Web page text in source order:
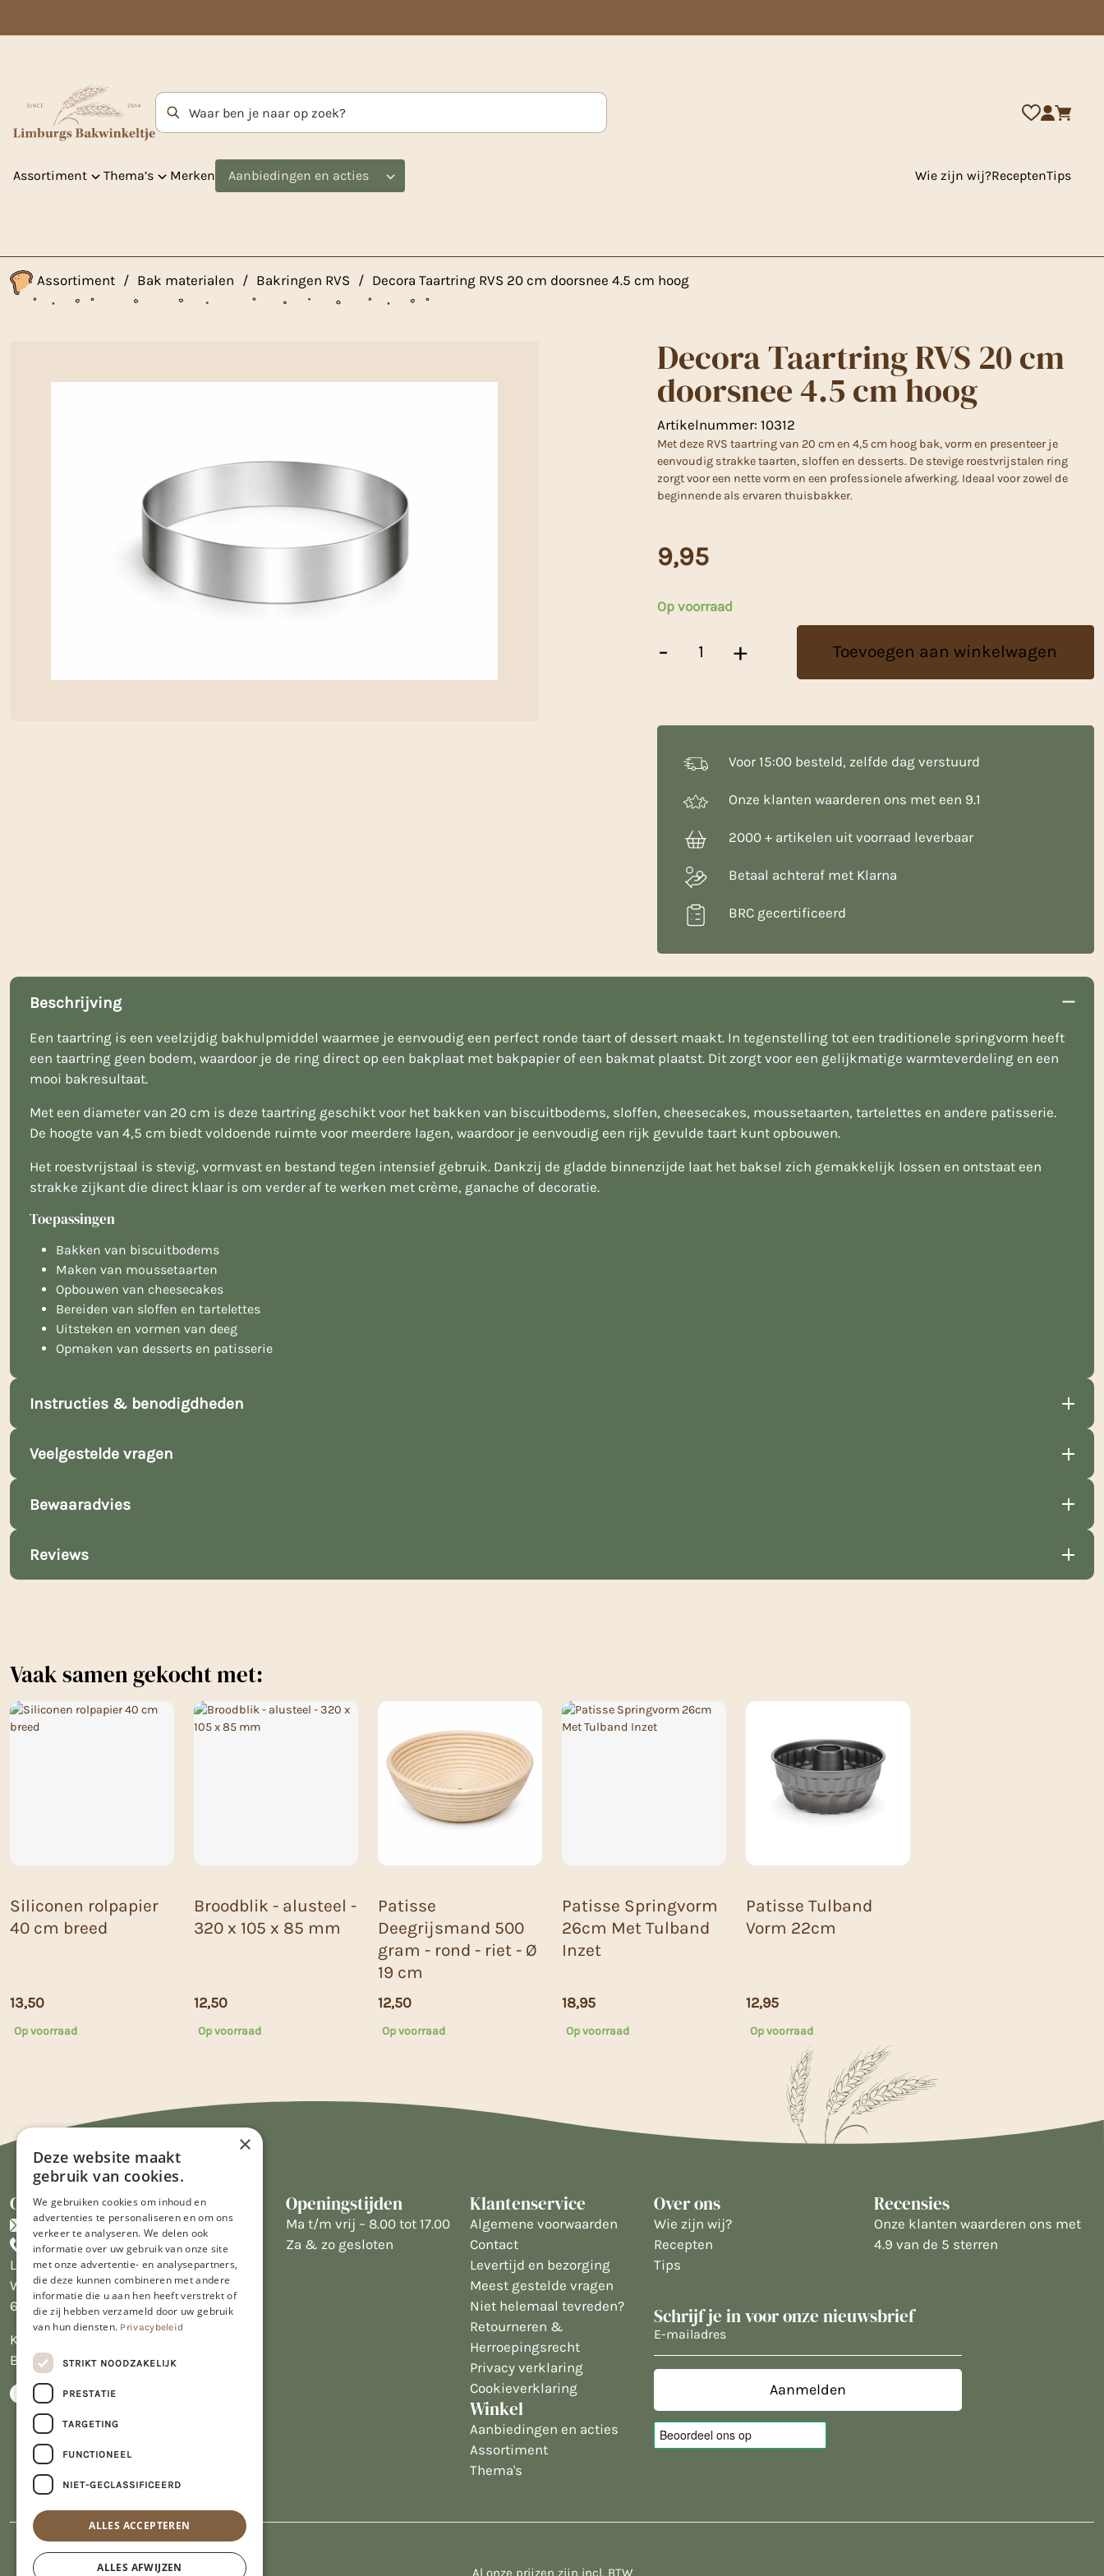
Zoekterm
Assortiment Thema’s Merken Aanbiedingen en acties Wie zijn wij?ReceptenTips
Assortiment / Bak materialen / Bakringen RVS / Decora Taartring RVS 20 cm doorsnee 4.5 cm hoog
Decora Taartring RVS 20 cm
doorsnee 4.5 cm hoog
Artikelnummer: 10312
Met deze RVS taartring van 20 cm en 4,5 cm hoog bak, vorm en presenteer je
eenvoudig strakke taarten, sloffen en desserts. De stevige roestvrijstalen ring
zorgt voor een nette vorm en een professionele afwerking. Ideaal voor zowel de
beginnende als ervaren thuisbakker.
9,95
Op voorraad
-
Taartring
+ Toevoegen aan winkelwagen
Voor 15:00 besteld, zelfde dag verstuurd
Onze klanten waarderen ons met een 9.1
2000 + artikelen uit voorraad leverbaar
Betaal achteraf met Klarna
BRC gecertificeerd
Beschrijving
Een taartring is een veelzijdig bakhulpmiddel waarmee je eenvoudig een perfect ronde taart of dessert maakt. In tegenstelling tot een traditionele springvorm heeft
een taartring geen bodem, waardoor je de ring direct op een bakplaat met bakpapier of een bakmat plaatst. Dit zorgt voor een gelijkmatige warmteverdeling en een
mooi bakresultaat.
Met een diameter van 20 cm is deze taartring geschikt voor het bakken van biscuitbodems, sloffen, cheesecakes, moussetaarten, tartelettes en andere patisserie.
De hoogte van 4,5 cm biedt voldoende ruimte voor meerdere lagen, waardoor je eenvoudig een rijk gevulde taart kunt opbouwen.
Het roestvrijstaal is stevig, vormvast en bestand tegen intensief gebruik. Dankzij de gladde binnenzijde laat het baksel zich gemakkelijk lossen en ontstaat een
strakke zijkant die direct klaar is om verder af te werken met crème, ganache of decoratie.
Toepassingen
Bakken van biscuitbodems
Maken van moussetaarten
Opbouwen van cheesecakes
Bereiden van sloffen en tartelettes
Uitsteken en vormen van deeg
Opmaken van desserts en patisserie
Instructies & benodigdheden
Veelgestelde vragen
Bewaaradvies
Reviews
Vaak samen gekocht met:
Siliconen rolpapier
40 cm breed
13,50
Op voorraad
Broodblik - alusteel -
320 x 105 x 85 mm
12,50
Op voorraad
Patisse
Deegrijsmand 500
gram - rond - riet - Ø
19 cm
12,50
Op voorraad
Patisse Springvorm
26cm Met Tulband
Inzet
18,95
Op voorraad
Patisse Tulband
Vorm 22cm
12,95
Op voorraad
Contact
info@limburgsbakwinkeltje.nl
+31455226693
Limburgs Bakwinkeltje
Wijngaardsweg 16
6412 PJ Heerlen
KVK 14069470
BTW NL809913914.B01
Openingstijden
Ma t/m vrij – 8.00 tot 17.00
Za & zo gesloten
Klantenservice
Algemene voorwaarden
Contact
Levertijd en bezorging
Meest gestelde vragen
Niet helemaal tevreden?
Retourneren &
Herroepingsrecht
Privacy verklaring
Cookieverklaring
Winkel
Aanbiedingen en acties
Assortiment
Thema's
Over ons
Wie zijn wij?
Recepten
Tips
Recensies
Onze klanten waarderen ons met
4.9 van de 5 sterren
Schrijf je in voor onze nieuwsbrief
E-
mailadres
Al onze prijzen zijn incl. BTW
×
Deze website maakt
gebruik van cookies.
We gebruiken cookies om inhoud en
advertenties te personaliseren en om ons
verkeer te analyseren. We delen ook
informatie over uw gebruik van onze site
met onze advertentie- en analysepartners,
die deze kunnen combineren met andere
informatie die u aan hen heeft verstrekt of
die zij hebben verzameld door uw gebruik
van hun diensten. Privacybeleid
STRIKT NOODZAKELIJK
PRESTATIE
TARGETING
FUNCTIONEEL
NIET-GECLASSIFICEERD
ALLES ACCEPTEREN
ALLES AFWIJZEN